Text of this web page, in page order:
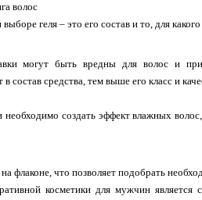
волос
геля – это его состав и то, для
могут быть вредны для волос и
состав средства, тем выше его класс и
создать эффект влажных
флаконе, что позволяет подобрать
косметики для мужчин